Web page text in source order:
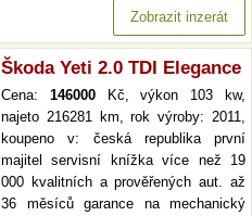
Zobrazit inzerát
Škoda Yeti 2.0 TDI Elegance
Cena: 146000Kč, výkon 103 kw,
najeto 216281 km, rok výroby: 2011,
koupeno v: česká republika první
majitel servisní knížka více než 19
000 kvalitních a prověřených aut. až
36 měsíců garance na mechanický